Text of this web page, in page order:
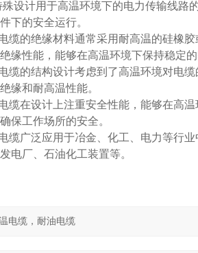
殊设计用于高温环境下的电力传输线路
下的安全运行。
缆的绝缘材料通常采用耐高温的硅橡
缘性能，能够在高温环境下保持稳定的
缆的结构设计考虑到了高温环境对电
缘和耐高温性能。
在设计上注重安全性能，能够在高
保工作场所的安全。
缆广泛应用于冶金、化工、电力等行
电厂、石油化工装置等。